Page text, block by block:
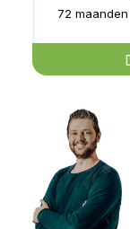
72 maanden